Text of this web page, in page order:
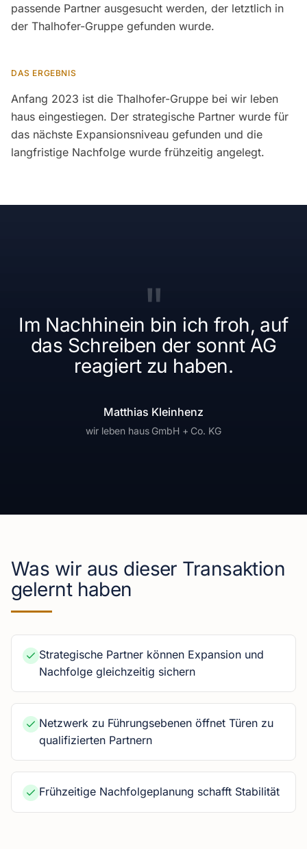
passende Partner ausgesucht werden, der letztlich in
der Thalhofer-Gruppe gefunden wurde.
DAS ERGEBNIS
Anfang 2023 ist die Thalhofer-Gruppe bei wir leben
haus eingestiegen. Der strategische Partner wurde für
das nächste Expansionsniveau gefunden und die
langfristige Nachfolge wurde frühzeitig angelegt.
"
Im Nachhinein bin ich froh, auf
das Schreiben der sonnt AG
reagiert zu haben.
Matthias Kleinhenz
wir leben haus GmbH + Co. KG
Was wir aus dieser Transaktion
gelernt haben
Strategische Partner können Expansion und
Nachfolge gleichzeitig sichern
Netzwerk zu Führungsebenen öffnet Türen zu
qualifizierten Partnern
Frühzeitige Nachfolgeplanung schafft Stabilität